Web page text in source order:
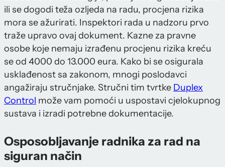
ili se dogodi teža ozljeda na radu, procjena rizika
mora se ažurirati. Inspektori rada u nadzoru prvo
traže upravo ovaj dokument. Kazne za pravne
osobe koje nemaju izrađenu procjenu rizika kreću
se od 4000 do 13.000 eura. Kako bi se osigurala
usklađenost sa zakonom, mnogi poslodavci
angažiraju stručnjake. Stručni tim tvrtke Duplex
Control može vam pomoći u uspostavi cjelokupnog
sustava i izradi potrebne dokumentacije.
Osposobljavanje radnika za rad na
siguran način